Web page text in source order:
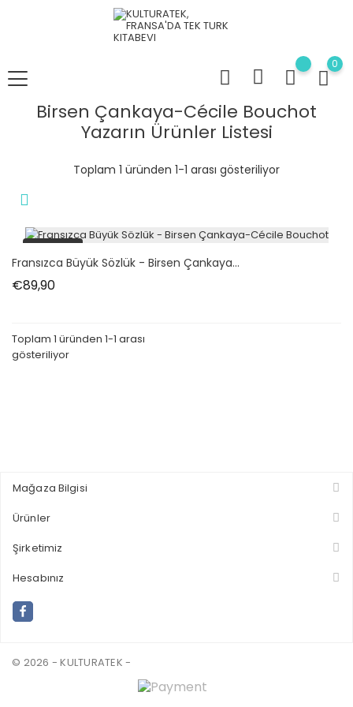
0
Birsen Çankaya-Cécile Bouchot
Yazarın Ürünler Listesi
Toplam 1 üründen 1-1 arası gösteriliyor
Fransızca Büyük Sözlük - Birsen Çankaya...
€89,90Fiyat
Toplam 1 üründen 1-1 arası
gösteriliyor
Mağaza Bilgisi
Ürünler
Şirketimiz
Hesabınız
© 2026 - KULTURATEK -